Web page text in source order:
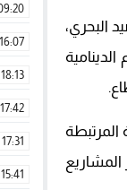
البحري،
المشاريع
16:07
18:13
17:42
17:31
15:41